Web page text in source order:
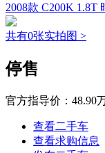
2008款 C200K 1.8T
共有0张实拍图 >
停售
官方指导价： 48.90
查看二手车
查看求购信息